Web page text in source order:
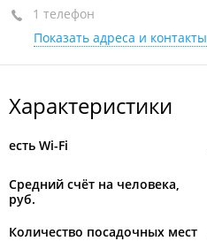
вход со стороны "Миллионки"
+7 951 003-10-10
1 телефон
Показать адреса и контакты
Характеристики
есть Wi-Fi
Средний счёт на человека,
руб.
Количество посадочных мест